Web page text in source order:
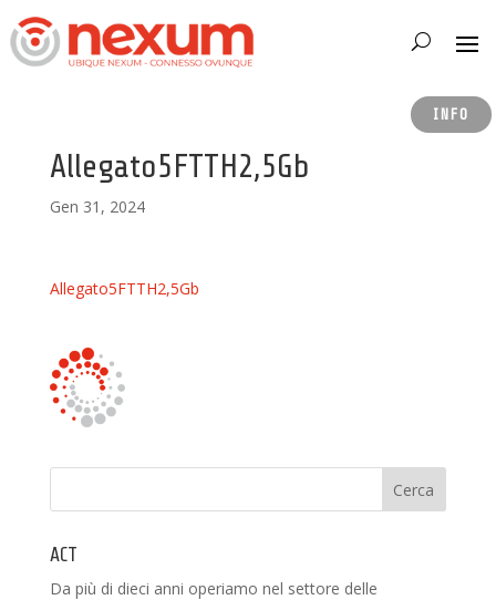
INFO
Allegato5FTTH2,5Gb
Gen 31, 2024
Allegato5FTTH2,5Gb
ACT
Da più di dieci anni operiamo nel settore delle